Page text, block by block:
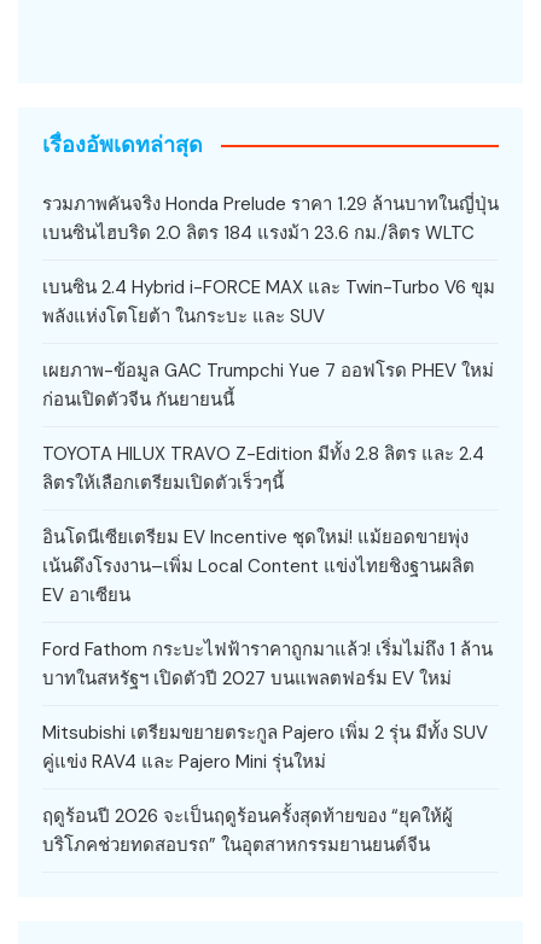
เรื่องอัพเดทล่าสุด
รวมภาพคันจริง Honda Prelude ราคา 1.29 ล้านบาทในญี่ปุ่น
เบนซินไฮบริด 2.0 ลิตร 184 แรงม้า 23.6 กม./ลิตร WLTC
เบนซิน 2.4 Hybrid i-FORCE MAX และ Twin-Turbo V6 ขุม
พลังแห่งโตโยต้า ในกระบะ และ SUV
เผยภาพ-ข้อมูล GAC Trumpchi Yue 7 ออฟโรด PHEV ใหม่
ก่อนเปิดตัวจีน กันยายนนี้
TOYOTA HILUX TRAVO Z-Edition มีทั้ง 2.8 ลิตร และ 2.4
ลิตรให้เลือกเตรียมเปิดตัวเร็วๆนี้
อินโดนีเซียเตรียม EV Incentive ชุดใหม่! แม้ยอดขายพุ่ง
เน้นดึงโรงงาน–เพิ่ม Local Content แข่งไทยชิงฐานผลิต
EV อาเซียน
Ford Fathom กระบะไฟฟ้าราคาถูกมาแล้ว! เริ่มไม่ถึง 1 ล้าน
บาทในสหรัฐฯ เปิดตัวปี 2027 บนแพลตฟอร์ม EV ใหม่
Mitsubishi เตรียมขยายตระกูล Pajero เพิ่ม 2 รุ่น มีทั้ง SUV
คู่แข่ง RAV4 และ Pajero Mini รุ่นใหม่
ฤดูร้อนปี 2026 จะเป็นฤดูร้อนครั้งสุดท้ายของ “ยุคให้ผู้
บริโภคช่วยทดสอบรถ” ในอุตสาหกรรมยานยนต์จีน